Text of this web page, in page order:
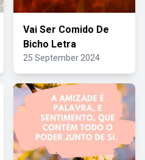
Vai Ser Comido De
Bicho Letra
25 September 2024